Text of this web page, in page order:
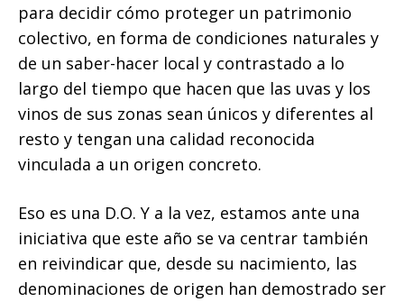
para decidir cómo proteger un patrimonio
colectivo, en forma de condiciones naturales y
de un saber-hacer local y contrastado a lo
largo del tiempo que hacen que las uvas y los
vinos de sus zonas sean únicos y diferentes al
resto y tengan una calidad reconocida
vinculada a un origen concreto.
Eso es una D.O. Y a la vez, estamos ante una
iniciativa que este año se va centrar también
en reivindicar que, desde su nacimiento, las
denominaciones de origen han demostrado ser